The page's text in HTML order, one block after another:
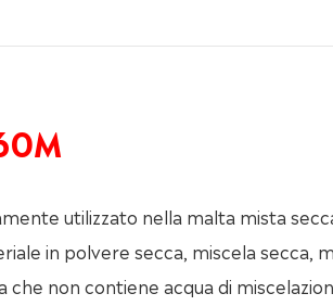
utilizzato nella malta mista
in polvere secca, miscela secca,
non contiene acqua di